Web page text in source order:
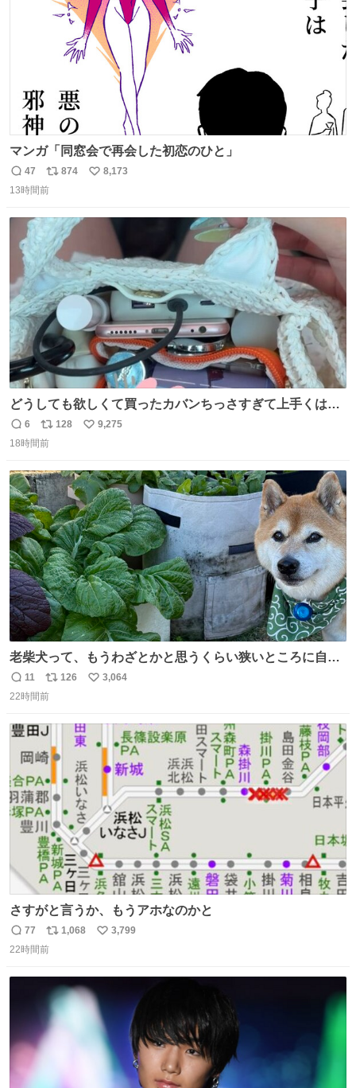
マンガ「同窓会で再会した初恋のひと」
返
信
47
リ
ポ
ト
数
874
い
8,173
13時間前
どうしても欲しくて買ったカバンちっさすぎて上手くはめ
ないと荷物入らん。女のカバンってなんでこんなちっさい
の
返
信
6
リ
ポ
ト
数
128
い
数
9,275
18時間前
老柴犬って、もうわざとかと思うくらい狭いところに自ら
はまりにいくじゃないですか？ 今朝ガーデニングしてる飼
い主の間にはまってきて、最高に可愛かった♥️
返
信
11
リ
ポ
ト
数
126
い
3,064
22時間前
さすがと言うか、もうアホなのかと
返
信
77
リ
ポ
ト
数
1,068
い
3,799
22時間前